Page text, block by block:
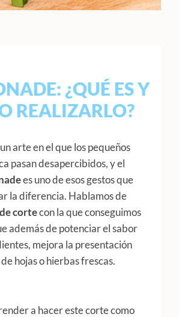
¿QUÉ ES Y
REALIZARLO?
arte en el que los pequeños
pasan desapercibidos, y el
es uno de esos gestos que
la diferencia. Hablamos de
cortecon la que conseguimos
además de potenciar el sabor
mejora la presentación
hojas o hierbas frescas.
a hacer este corte como